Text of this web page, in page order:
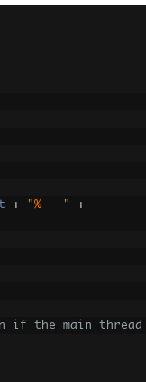
+ "%   " +
if the main thread